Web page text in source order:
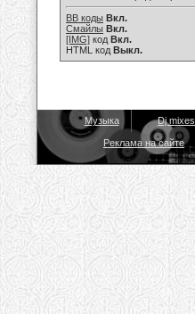
BB коды Вкл.
Смайлы Вкл.
[IMG] код Вкл.
HTML код Выкл.
Музыка Dj mixes
Реклама на сайте